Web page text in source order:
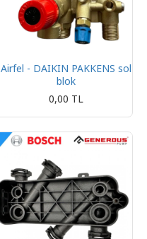
Airfel - DAIKIN PAKKENS sol
blok
0,00 TL